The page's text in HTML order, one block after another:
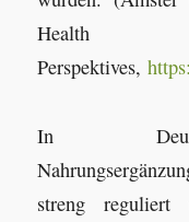
Health
Perspektives,
In
streng